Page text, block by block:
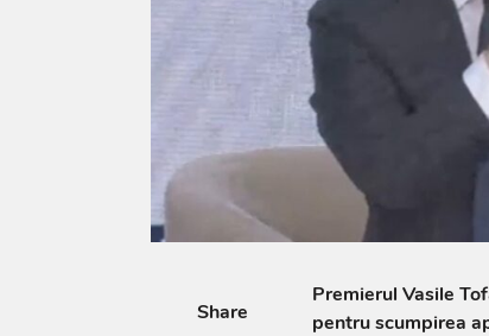
Share
Premierul Vasile
pentru scumpirea